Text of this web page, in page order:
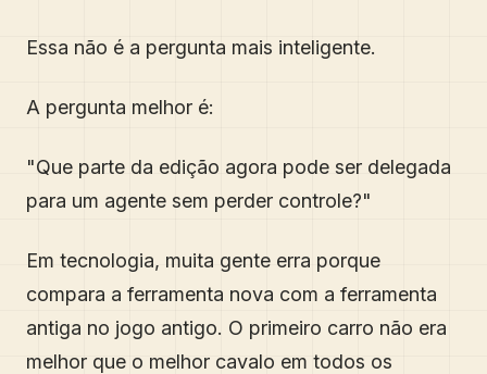
Essa não é a pergunta mais inteligente.
A pergunta melhor é:
"Que parte da edição agora pode ser delegada
para um agente sem perder controle?"
Em tecnologia, muita gente erra porque
compara a ferramenta nova com a ferramenta
antiga no jogo antigo. O primeiro carro não era
melhor que o melhor cavalo em todos os